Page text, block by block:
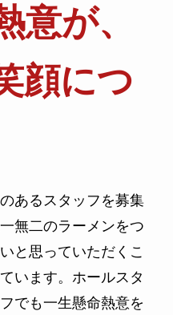
意が、
顔につ
あるスタッフを募集
無二のラーメンをつ
と思っていただくこ
います。ホールスタ
でも一生懸命熱意を